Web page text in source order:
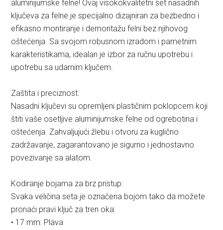
aluminijumske felne! Ovaj visokokvalitetni set nasadnih
ključeva za felne je specijalno dizajniran za bezbedno i
efikasno montiranje i demontažu felni bez njihovog
oštećenja. Sa svojom robusnom izradom i pametnim
karakteristikama, idealan je izbor za ručnu upotrebu i
upotrebu sa udarnim ključem.
Zaštita i preciznost:
Nasadni ključevi su opremljeni plastičnim poklopcem koji
štiti vaše osetljive aluminijumske felne od ogrebotina i
oštećenja. Zahvaljujući žlebu i otvoru za kuglično
zadržavanje, zagarantovano je sigurno i jednostavno
povezivanje sa alatom.
Kodiranje bojama za brz pristup:
Svaka veličina seta je označena bojom tako da možete
pronaći pravi ključ za tren oka:
• 17 mm: Plava